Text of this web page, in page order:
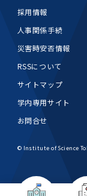
採用情報
人事関係手続
災害時安否情報
RSSについて
サイトマップ
学内専用サイト
お問合せ
© Institute of Science